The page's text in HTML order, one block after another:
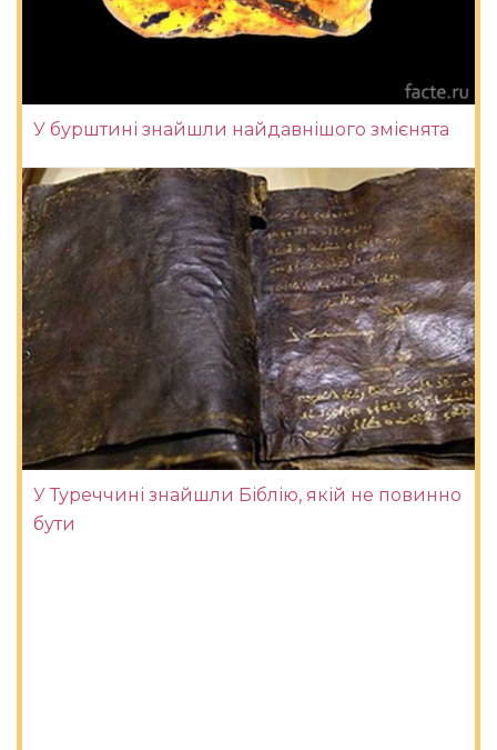
У бурштині знайшли найдавнішого змієнята
У Туреччині знайшли Біблію, якій не повинно
бути